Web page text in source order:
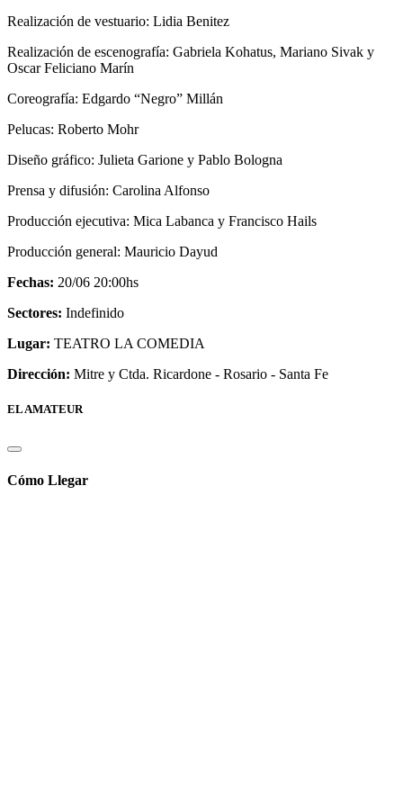
Realización de vestuario: Lidia Benitez
Realización de escenografía: Gabriela Kohatus, Mariano Sivak y
Oscar Feliciano Marín
Coreografía: Edgardo “Negro” Millán
Pelucas: Roberto Mohr
Diseño gráfico: Julieta Garione y Pablo Bologna
Prensa y difusión: Carolina Alfonso
Producción ejecutiva: Mica Labanca y Francisco Hails
Producción general: Mauricio Dayud
Fechas: 20/06 20:00hs
Sectores: Indefinido
Lugar: TEATRO LA COMEDIA
Dirección: Mitre y Ctda. Ricardone - Rosario - Santa Fe
EL AMATEUR
Cómo Llegar